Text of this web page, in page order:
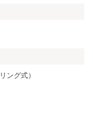
ング式）